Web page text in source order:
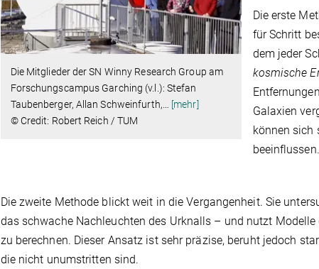
Die Mitglieder der SN Winny Research Group am
Forschungscampus Garching (v.l.): Stefan
Taubenberger, Allan Schweinfurth,
[mehr]
© Credit: Robert Reich / TUM
Die erste
für Schritt
dem jeder
kosmische
Galaxien
können sich
beeinflussen.
Die zweite Methode blickt weit in die Vergangenheit. Sie
das schwache Nachleuchten des Urknalls – und nutzt
zu berechnen. Dieser Ansatz ist sehr präzise, beruht jedoch
die nicht unumstritten sind.